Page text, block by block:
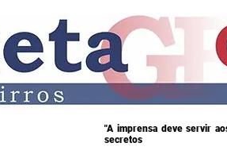
"A imprensa deve servir
secretos